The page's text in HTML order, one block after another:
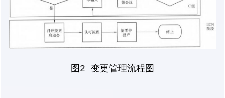
图2 变更管理流程图